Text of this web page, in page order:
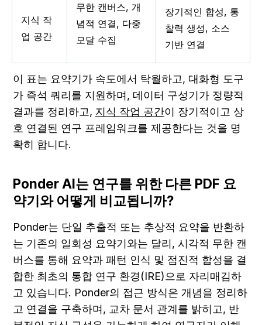
지식 작
업 공간
무한 캔버스, 개
념적 연결, 다중
모달 수집
장기적인 합성, 통
찰력 생성, 소스
기반 연결
이 표는 요약기가 속도에서 탁월하고, 대화형 도구
가 즉석 쿼리를 지원하며, 데이터 구성기가 정량적
결과를 정리하고, 지식 작업 공간이 장기적이고 상
호 연결된 연구 프레임워크를 제공한다는 것을 명
확히 합니다.
Ponder AI는 연구를 위한 다른 PDF 요
약기와 어떻게 비교됩니까?
Ponder는 단일 추출적 또는 추상적 요약을 반환하
는 기존의 일회성 요약기와는 달리, 시각적 무한 캔
버스를 통해 요약과 패턴 인식 및 점진적 합성을 결
합한 최초의 통합 연구 환경(IRE)으로 자리매김하
고 있습니다. Ponder의 접근 방식은 개념을 정리하
고 연결을 구축하며, 교차 문서 관계를 밝히고, 반